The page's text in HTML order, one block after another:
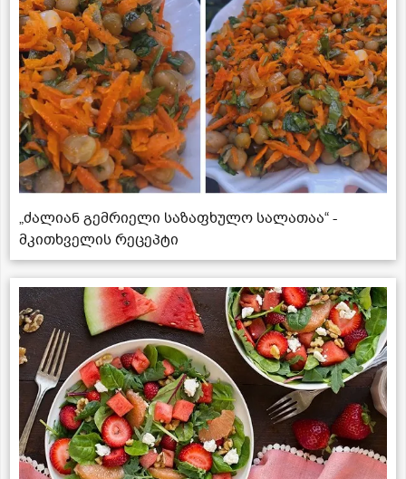
„ძალიან გემრიელი საზაფხულო სალათაა“ -
მკითხველის რეცეპტი